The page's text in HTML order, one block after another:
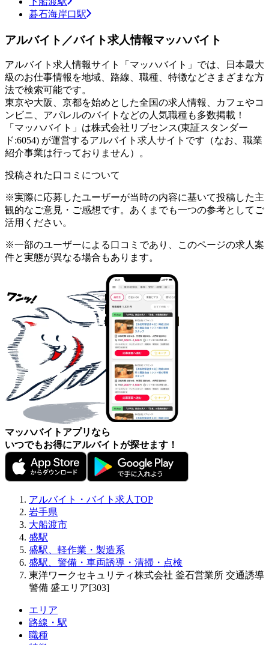
碁石海岸口駅
アルバイト／バイト求人情報マッハバイト
アルバイト求人情報サイト「マッハバイト」では、日本最大
級のお仕事情報を地域、路線、職種、特徴などさまざまな方
法で検索可能です。
東京や大阪、京都を始めとした全国の求人情報、カフェやコ
ンビニ、アパレルのバイトなどの人気職種も多数掲載！
「マッハバイト」は株式会社リブセンス(東証スタンダー
ド:6054) が運営するアルバイト求人サイトです（なお、職業
紹介事業は行っておりません）。
投稿された口コミについて
※実際に応募したユーザーが当時の内容に基いて投稿した主
観的なご意見・ご感想です。あくまでも一つの参考としてご
活用ください。
※一部のユーザーによる口コミであり、このページの求人案
件と実態が異なる場合もあります。
マッハバイトアプリなら
いつでもお得にアルバイトが探せます！
アルバイト・バイト求人TOP
岩手県
大船渡市
盛駅
盛駅、軽作業・製造系
盛駅、警備・車両誘導・清掃・点検
東洋ワークセキュリティ株式会社 釜石営業所 交通誘導
警備 盛エリア[303]
エリア
路線・駅
職種